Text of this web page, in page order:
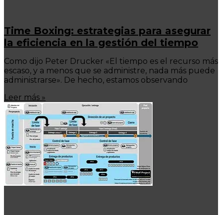
Time Boxing: estrategias para asegurar
la eficiencia en la gestión del tiempo
Como dijo Peter Drucker «El tiempo es el recurso más
escaso, y a menos que se administre, nada más puede
administrarse». De hecho, estamos observando
Leer más »